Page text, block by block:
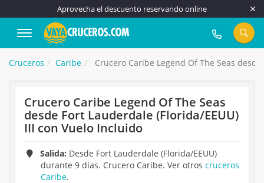
Aprovecha el descuento reservando online
917 815 555
Cruceros Caribe Crucero Caribe Legend Of The Seas
Crucero Caribe Legend Of The Seas
desde Fort Lauderdale (Florida/EEUU)
III con Vuelo Incluido
Salida: Desde Fort Lauderdale (Florida/EEUU)
durante 9 días. Crucero Caribe. Ver otros cruceros
Caribe.